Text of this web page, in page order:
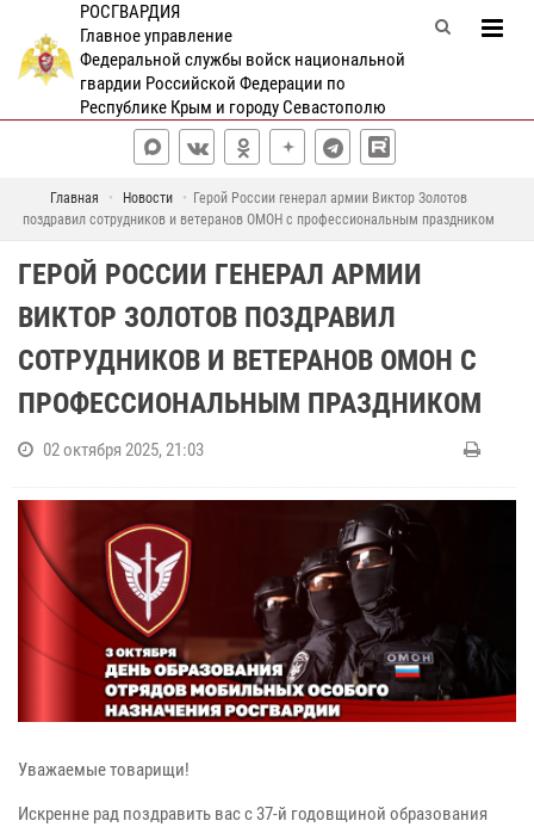
РОСГВАРДИЯ
Главное управление
Федеральной службы войск национальной
гвардии Российской Федерации по
Республике Крым и городу Севастополю
Главная Новости
Герой России генерал армии Виктор Золотов
поздравил сотрудников и ветеранов ОМОН с профессиональным праздником
ГЕРОЙ РОССИИ ГЕНЕРАЛ АРМИИ
ВИКТОР ЗОЛОТОВ ПОЗДРАВИЛ
СОТРУДНИКОВ И ВЕТЕРАНОВ ОМОН С
ПРОФЕССИОНАЛЬНЫМ ПРАЗДНИКОМ
02 октября 2025, 21:03
Уважаемые товарищи!
Искренне рад поздравить вас с 37-й годовщиной образования